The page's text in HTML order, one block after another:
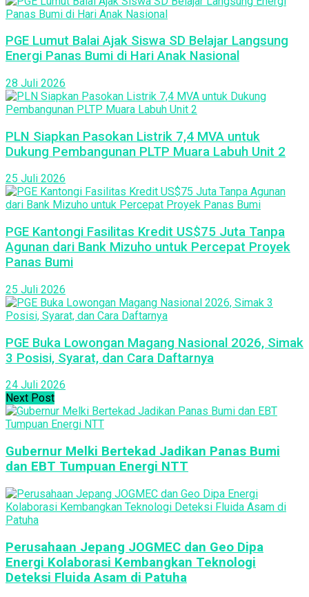
PGE Lumut Balai Ajak Siswa SD Belajar Langsung
Energi Panas Bumi di Hari Anak Nasional
28 Juli 2026
PLN Siapkan Pasokan Listrik 7,4 MVA untuk
Dukung Pembangunan PLTP Muara Labuh Unit 2
25 Juli 2026
PGE Kantongi Fasilitas Kredit US$75 Juta Tanpa
Agunan dari Bank Mizuho untuk Percepat Proyek
Panas Bumi
25 Juli 2026
PGE Buka Lowongan Magang Nasional 2026, Simak
3 Posisi, Syarat, dan Cara Daftarnya
24 Juli 2026
Next Post
Gubernur Melki Bertekad Jadikan Panas Bumi
dan EBT Tumpuan Energi NTT
Perusahaan Jepang JOGMEC dan Geo Dipa
Energi Kolaborasi Kembangkan Teknologi
Deteksi Fluida Asam di Patuha